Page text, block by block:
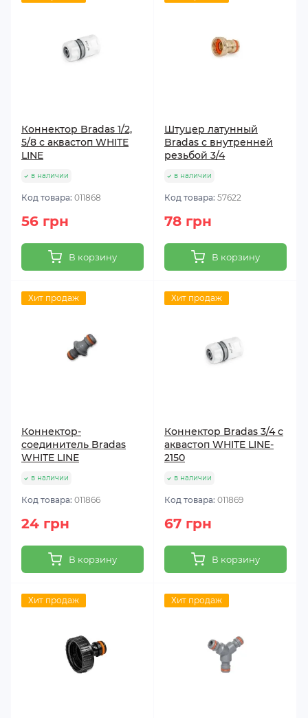
Коннектор Bradas 1/2,
5/8 с аквастоп WHITE
LINE
в наличии
Код товара: 011868
56 грн
В корзину
Штуцер латунный
Bradas с внутренней
резьбой 3/4
в наличии
Код товара: 57622
78 грн
В корзину
Хит продаж
Коннектор-
соединитель Bradas
WHITE LINE
в наличии
Код товара: 011866
24 грн
В корзину
Хит продаж
Коннектор Bradas 3/4 с
аквастоп WHITE LINE-
2150
в наличии
Код товара: 011869
67 грн
В корзину
Хит продаж Хит продаж